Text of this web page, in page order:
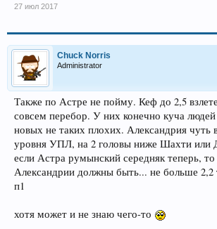
27 июл 2017
Chuck Norris
Administrator
Также по Астре не пойму. Кеф до 2,5
совсем перебор. У них конечно куча
новых не таких плохих. Александрия чуть
уровня УПЛ, на 2 головы ниже Шахти или
если Астра румынский середняк теперь,
Александрии должны быть... не больше 2,2
п1
хотя может и не знаю чего-то